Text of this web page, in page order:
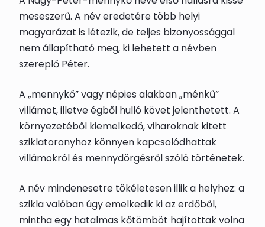
meseszerű. A név eredetére több helyi
magyarázat is létezik, de teljes bizonyossággal
nem állapítható meg, ki lehetett a névben
szereplő Péter.
A „mennykő” vagy népies alakban „ménkű”
villámot, illetve égből hulló követ jelenthetett. A
környezetéből kiemelkedő, viharoknak kitett
sziklatoronyhoz könnyen kapcsolódhattak
villámokról és mennydörgésről szóló történetek.
A név mindenesetre tökéletesen illik a helyhez: a
szikla valóban úgy emelkedik ki az erdőből,
mintha egy hatalmas kőtömböt hajítottak volna